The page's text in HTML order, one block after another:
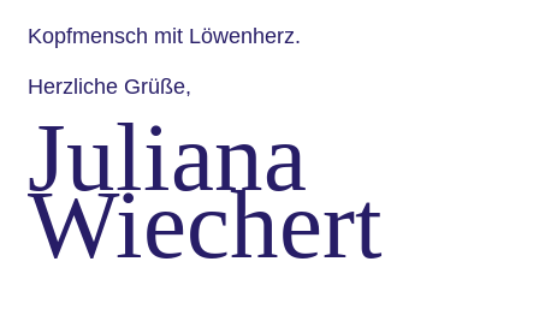
Kopfmensch mit Löwenherz.
Herzliche Grüße,
Juliana
Wiechert